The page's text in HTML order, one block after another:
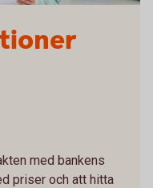
med bankens
priser och att hitta